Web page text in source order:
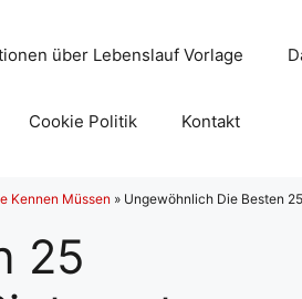
über Lebenslauf Vorlage
Cookie Politik Kontakt
Kennen Müssen » Ungewöhnlich Die Besten
25